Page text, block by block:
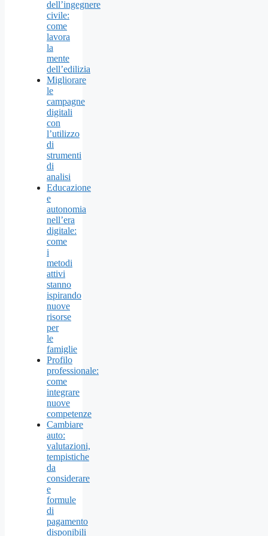
dell’ingegnere
civile:
come
lavora
la
mente
dell’edilizia
Migliorare
le
campagne
digitali
con
l’utilizzo
di
strumenti
di
analisi
Educazione
e
autonomia
nell’era
digitale:
come
i
metodi
attivi
stanno
ispirando
nuove
risorse
per
le
famiglie
Profilo
professionale:
come
integrare
nuove
competenze
Cambiare
auto:
valutazioni,
tempistiche
da
considerare
e
formule
di
pagamento
disponibili